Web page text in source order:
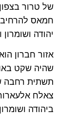
של טרור
חמאס להרחיב
יהודה
אזור חברון
שהיה שקט
תשתית רחבה
צאלח
ביהודה